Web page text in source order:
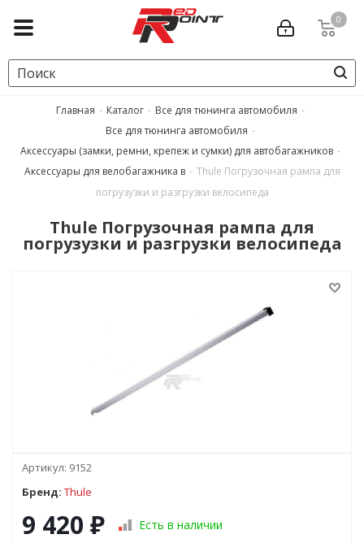
0
Главная - Каталог - Все для тюнинга автомобиля -
Все для тюнинга автомобиля -
Аксессуары (замки, ремни, крепеж и сумки) для автобагажников -
Аксессуары для велобагажника в - Thule Погрузочная рампа для
погрузузки и разгрузки велосипеда
Thule Погрузочная рампа для
погрузузки и разгрузки велосипеда
Артикул: 9152
Бренд: Thule
9 420 ₽ Есть в наличии